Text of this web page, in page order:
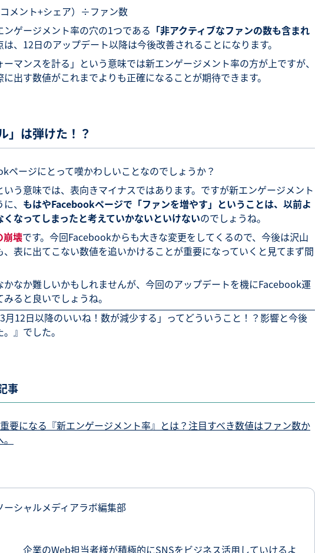
コメント+シェア）÷ファン数
ゲージメント率の穴の1つである 「非アクティブなファンの数も含まれ
は、12日のアップデート以降は今後改善されることになります。
マンスを計る」という意味では新エンゲージメント率の方が上ですが、
出す数値がこれまでよりも正確になることが期待できます。
」は弾けた！？
ページにとって嘆かわしいことなのでしょうか？
う意味では、表向きマイナスではあります。ですが新エンゲージメント
、 もはやFacebookページで「ファンを増やす」ということは、以前よ
なってしまったと考えていかないといけないのでしょうね。
崩壊です。今回Facebookからも大きな変更をしてくるので、今後は沢山
表に出てこない数値を追いかけることが重要になっていくと見てまず間
かなか難しいかもしれませんが、今回のアップデートを機にFacebook運
ると良いでしょうね。
12日以降のいいね！数が減少する」ってどういうこと！？影響と今後
』でした。
事
要になる『新エンゲージメント率』とは？注目すべき数値はファン数か
シャルメディアラボ編集部
企業のWeb担当者様が積極的にSNSをビジネス活用していけるよ